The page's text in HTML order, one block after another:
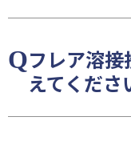
フレア溶
えてくださ